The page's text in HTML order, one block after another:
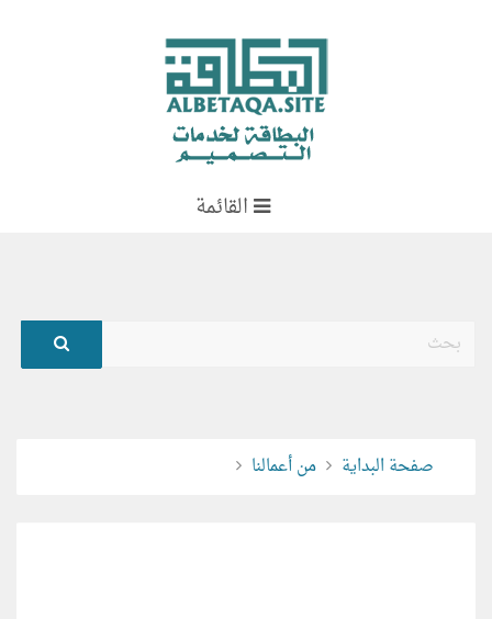
القائمة
بحث
صفحة البداية من أعمالنا